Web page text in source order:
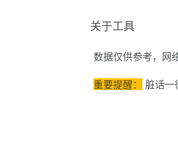
关于工具
数据仅供参考，网
重要提醒： 脏话一